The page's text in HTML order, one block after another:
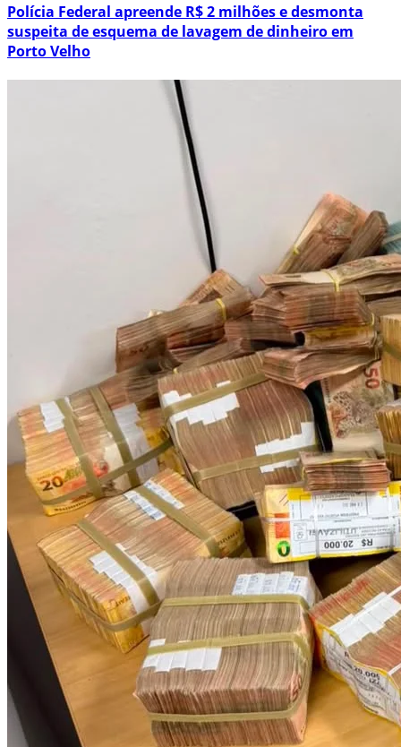
Polícia Federal apreende R$ 2 milhões e desmonta
suspeita de esquema de lavagem de dinheiro em
Porto Velho